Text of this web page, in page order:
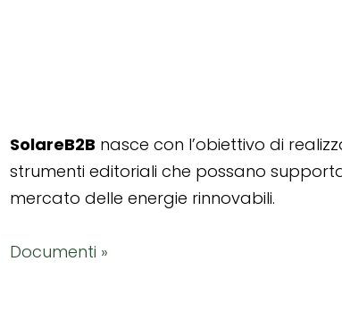
SolareB2B nasce con l’obiettivo di
strumenti editoriali che possano
mercato delle energie rinnovabili.
Documenti »